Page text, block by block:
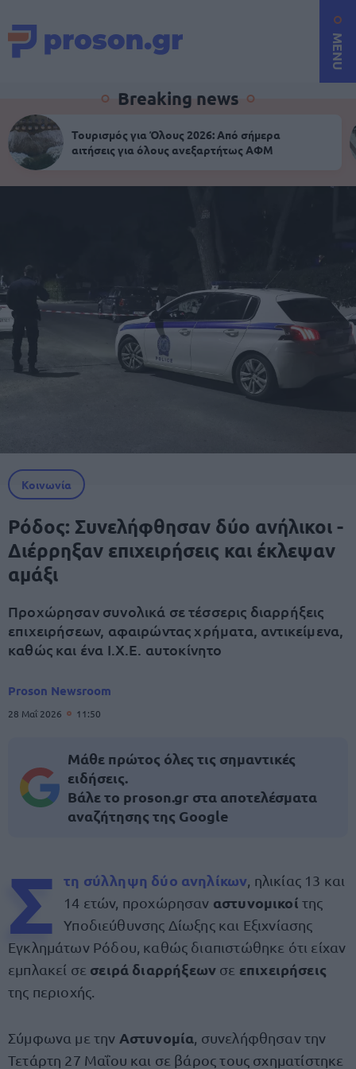
MENU
Breaking news
Τουρισμός για Όλους 2026: Από σήμερα
αιτήσεις για όλους ανεξαρτήτως ΑΦΜ
Κοινωνία
Ρόδος: Συνελήφθησαν δύο ανήλικοι -
Διέρρηξαν επιχειρήσεις και έκλεψαν
αμάξι
Προχώρησαν συνολικά σε τέσσερις διαρρήξεις
επιχειρήσεων, αφαιρώντας χρήματα, αντικείμενα,
καθώς και ένα Ι.Χ.Ε. αυτοκίνητο
Proson Newsroom
28 Μαΐ 2026 11:50
Μάθε πρώτος όλες τις σημαντικές
ειδήσεις.
Βάλε το proson.gr στα αποτελέσματα
αναζήτησης της Google
Σ τη σύλληψη δύο ανηλίκων , ηλικίας 13 και
14 ετών, προχώρησαν αστυνομικοί της
Υποδιεύθυνσης Δίωξης και Εξιχνίασης
Εγκλημάτων Ρόδου, καθώς διαπιστώθηκε ότι είχαν
εμπλακεί σε σειρά διαρρήξεων σε επιχειρήσεις
της περιοχής.
Σύμφωνα με την Αστυνομία , συνελήφθησαν την
Τετάρτη 27 Μαΐου και σε βάρος τους σχηματίστηκε